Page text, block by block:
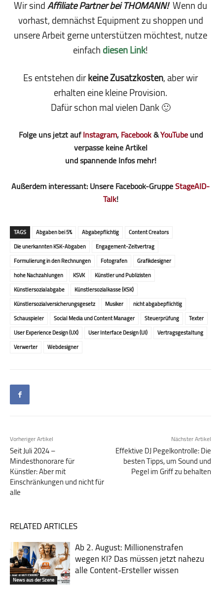
Wir sindAffiliate Partner bei THOMANN!Wenn du
vorhast, demnächst Equipment zu shoppen und
unsere Arbeit gerne unterstützen möchtest, nutze
einfachdiesen Link!
Es entstehen dirkeine Zusatzkosten, aber wir
erhalten eine kleine Pro­vi­sion.
Dafür schon mal vielen Dank 🙂
Folge uns jetzt aufInstagram,Facebook&YouTubeund
verpasse keine Artikel
und spannende Infos mehr!
Außerdem interessant: Unsere Facebook-GruppeStageAID-
Talk!
TAGS Abgaben bei 5% Abgabepflichtig
Content Creators
Die unerkannten KSK-Abgaben
Engagement-Zeitvertrag
Formulierung in den Rechnungen
Fotografen
Grafikdesigner
hohe Nachzahlungen
KSVK
Künstler und Publizisten
Künstler­sozial­abgabe
Künstler­sozialkasse (KSK)
Künstlersozialversicherungsgesetz
Musiker
nicht abgabepflichtig
Schauspieler
Social Media und Content Manager Steuerprüfung
Texter
User Experience Design (UX)
User Interface Design (UI)
Vertragsgestaltung
Verwerter
Webdesigner
Vorheriger Artikel
Seit Juli 2024 –
Mindesthonorare für
Künstler: Aber mit
Einschränkungen und nicht für
alle
Nächster Artikel
Effektive DJ Pegelkontrolle: Die
besten Tipps, um Sound und
Pegel im Griff zu behalten
RELATED ARTICLES
News aus der Szene
Ab 2. August: Millionenstrafen
wegen KI? Das müssen jetzt nahezu
alle Content-Ersteller wissen